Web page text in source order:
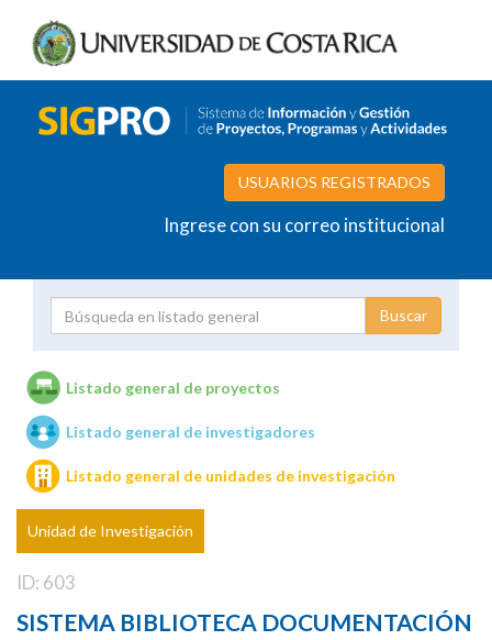
USUARIOS REGISTRADOS
Ingrese con su correo institucional
Unidades de investigación
Listado general de proyectos
Listado general de investigadores
Listado general de unidades de investigación
Unidad de Investigación
ID: 603
SISTEMA BIBLIOTECA DOCUMENTACIÓN